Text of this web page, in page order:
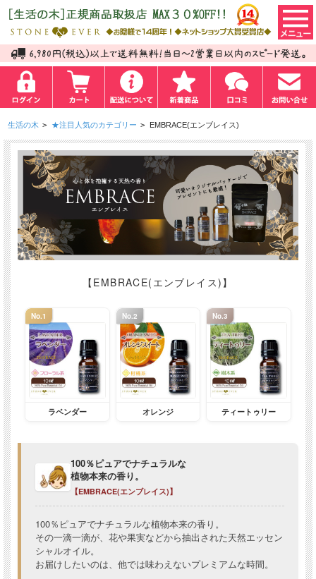
生活の木 > ★注目人気のカテゴリー > EMBRACE(エンブレイス)
【EMBRACE(エンブレイス)】
No.1
ラベンダー
No.2
オレンジ
No.3
ティートゥリー
100％ピュアでナチュラルな
植物本来の香り。
【EMBRACE(エンブレイス)】
100％ピュアでナチュラルな植物本来の香り。
その一滴一滴が、花や果実などから抽出された天然エッセン
シャルオイル。
お届けしたいのは、他では味わえないプレミアムな時間。